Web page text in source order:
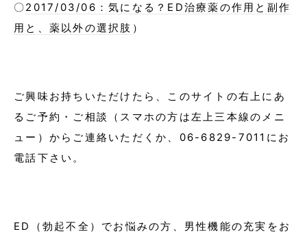
〇2017/03/06：気になる？ED治療薬の作用と副作
用と、薬以外の選択肢 ）
ご興味お持ちいただけたら、このサイトの右上にあ
るご予約・ご相談（スマホの方は左上三本線のメニ
ュー）からご連絡いただくか、06-6829-7011にお
電話下さい。
ED（勃起不全）でお悩みの方、男性機能の充実をお